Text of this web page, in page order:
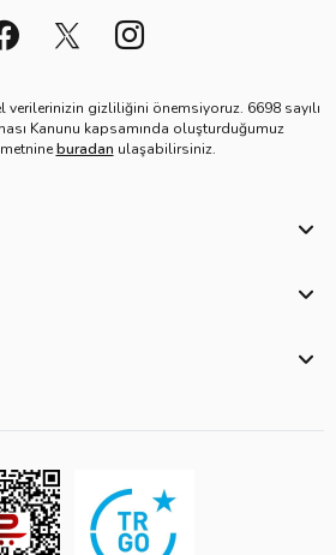
gizliliğini önemsiyoruz. 6698 sayılı
Kanunu kapsamında oluşturduğumuz
buradan ulaşabilirsiniz.